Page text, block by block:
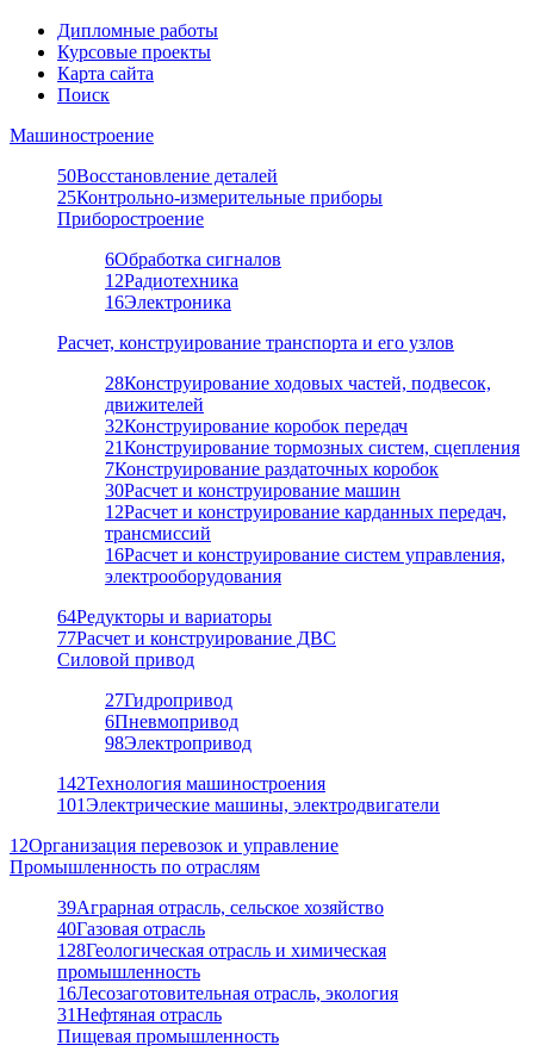
Дипломные работы
Курсовые проекты
Карта сайта
Поиск
Машиностроение
50Восстановление деталей
25Контрольно-измерительные приборы
Приборостроение
6Обработка сигналов
12Радиотехника
16Электроника
Расчет, конструирование транспорта и его узлов
28Конструирование ходовых частей, подвесок,
движителей
32Конструирование коробок передач
21Конструирование тормозных систем, сцепления
7Конструирование раздаточных коробок
30Расчет и конструирование машин
12Расчет и конструирование карданных передач,
трансмиссий
16Расчет и конструирование систем управления,
электрооборудования
64Редукторы и вариаторы
77Расчет и конструирование ДВС
Силовой привод
27Гидропривод
6Пневмопривод
98Электропривод
142Технология машиностроения
101Электрические машины, электродвигатели
12Организация перевозок и управление
Промышленность по отраслям
39Аграрная отрасль, сельское хозяйство
40Газовая отрасль
128Геологическая отрасль и химическая
промышленность
16Лесозаготовительная отрасль, экология
31Нефтяная отрасль
Пищевая промышленность